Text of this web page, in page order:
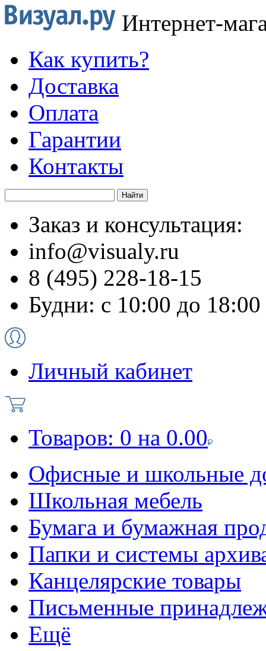
Интернет-
Как купить?
Доставка
Оплата
Гарантии
Контакты
Заказ и консультация:
info@visualy.ru
8 (495) 228-18-15
Будни: с 10:00 до 18:00
Личный кабинет
Товаров: 0 на 0.00
Офисные и школьные
Школьная мебель
Бумага и бумажная
Папки и системы
Канцелярские товары
Письменные
Ещё